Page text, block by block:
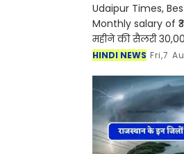
Udaipur Times,
Monthly salary of
महीने की सैलरी
नई कार खरीदने का
नहीं है। भारती
HINDI NEWS Fri,7